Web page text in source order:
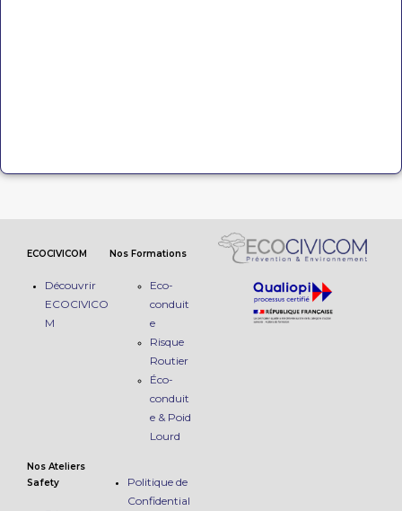
ECOCIVICOM
Découvrir
ECOCIVICO
M
Nos Formations
Eco-
conduit
e
Risque
Routier
Éco-
conduit
e & Poid
Lourd
Nos Ateliers
Safety
Politique de
Confidential